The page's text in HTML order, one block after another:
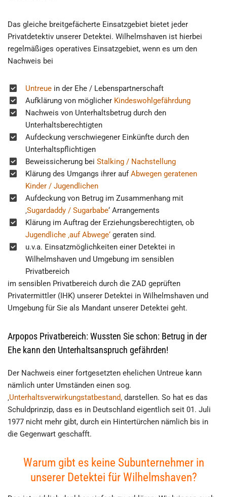
Das gleiche breitgefächerte Einsatzgebiet bietet jeder
Privatdetektiv unserer Detektei. Wilhelmshaven ist hierbei
regelmäßiges operatives Einsatzgebiet, wenn es um den
Nachweis bei
Untreue in der Ehe / Lebenspartnerschaft
Aufklärung von möglicher Kindeswohlgefährdung
Nachweis von Unterhaltsbetrug durch den
Unterhaltsberechtigten
Aufdeckung verschwiegener Einkünfte durch den
Unterhaltspflichtigen
Beweissicherung bei Stalking / Nachstellung
Klärung des Umgangs ihrer aufAbwegen geratenen
Kinder / Jugendlichen
Aufdeckung von Betrug im Zusammenhang mit
Sugardaddy / Sugarbabe‘ Arrangements
Klärung im Auftrag der Erziehungsberechtigten, ob
Jugendliche ‚auf Abwege‘ geraten sind.
u.v.a. Einsatzmöglichkeiten einer Detektei in
Wilhelmshaven und Umgebung im sensiblen
Privatbereich
im sensiblen Privatbereich durch die ZAD geprüften
Privatermittler (IHK) unserer Detektei in Wilhelmshaven und
Umgebung für Sie als Mandant unserer Detektei geht.
Arpopos Privatbereich: Wussten Sie schon: Betrug in der
Ehe kann den Unterhaltsanspruch gefährden!
Der Nachweis einer fortgesetzten ehelichen Untreue kann
nämlich unter Umständen einen sog.
Unterhaltsverwirkungstatbestand ‚ darstellen. So hat es das
Schuldprinzip, dass es in Deutschland eigentlich seit 01. Juli
1977 nicht mehr gibt, durch ein Hintertürchen nämlich bis in
die Gegenwart geschafft.
Warum gibt es keine Subunternehmer in
unserer Detektei für Wilhelmshaven?